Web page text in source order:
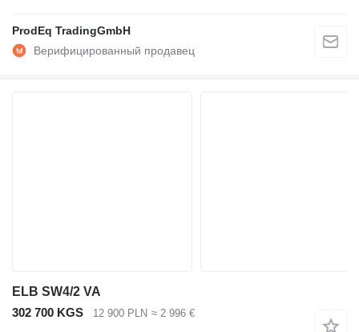
ProdEq TradingGmbH
ELB SW4/2 VA
302 700 KGS
12 900 PLN ≈ 2 996 €